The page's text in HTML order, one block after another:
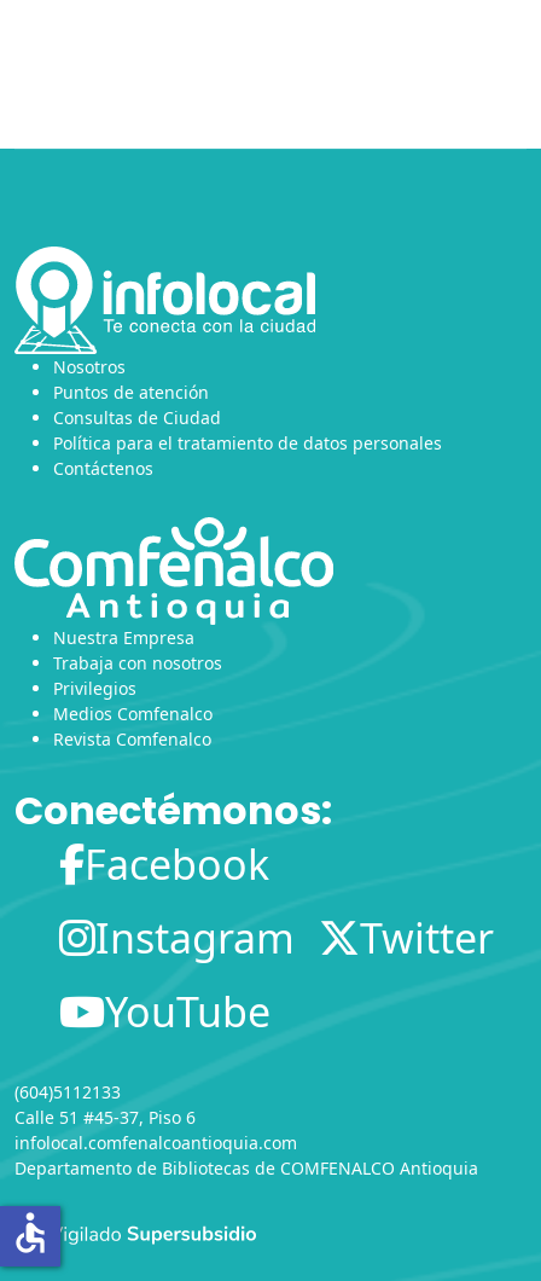
Nosotros
Puntos de atención
Consultas de Ciudad
Política para el tratamiento de datos personales
Contáctenos
Nuestra Empresa
Trabaja con nosotros
Privilegios
Medios Comfenalco
Revista Comfenalco
Conectémonos:
Facebook
Instagram
Twitter
YouTube
(604)5112133
Calle 51 #45-37, Piso 6
infolocal.comfenalcoantioquia.com
Departamento de Bibliotecas de COMFENALCO Antioquia
accessible